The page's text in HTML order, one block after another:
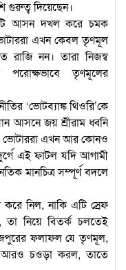
গুরুত্ব দিয়েছেন।
দুটি আসন দখল করে চমক
এখন কেবল তৃণমূল
রাজি নন। তারা নিজস্ব
পরোক্ষভাবে তৃণমূলের
‘ভোটব্যাঙ্ক থিওরি’কে
আসনে জয় শ্রীরাম ধ্বনি
ভোটাররা এখন আর কোনও
এই ফাটল যদি আগামী
মানচিত্র সম্পূর্ণ বদলে
নিল, নাকি এটি স্রেফ
তা নিয়ে বিতর্ক চলতেই
ফলাফল যে তৃণমূল,
আরও চওড়া করল, তাতে